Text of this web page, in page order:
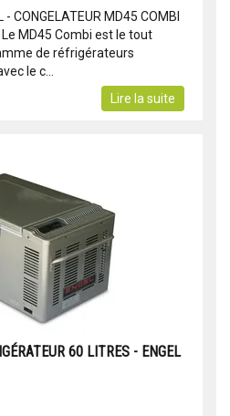
- CONGELATEUR MD45 COMBI
Le MD45 Combi est le tout
de réfrigérateurs
le c...
Lire la suite
60 LITRES - ENGEL